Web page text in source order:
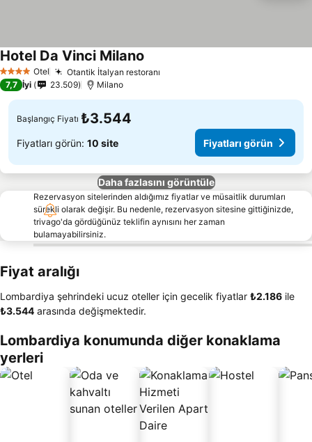
4 Yıldız Otel Otantik İtalyan restoranı
Hotel Da Vinci Milano
7,7 İyi 23.509 Milano
Başlangıç Fiyatı ₺3.544
Fiyatları görün: 10 site Fiyatları görün
Daha fazlasını görüntüle
Rezervasyon sitelerinden aldığımız fiyatlar ve müsaitlik durumları
sürekli olarak değişir. Bu nedenle, rezervasyon sitesine gittiğinizde,
trivago'da gördüğünüz teklifin aynısını her zaman
bulamayabilirsiniz.
Fiyat aralığı
Lombardiya şehrindeki ucuz oteller için gecelik fiyatlar ‎₺2.186 ile
‎₺3.544 arasında değişmektedir.
Lombardiya konumunda diğer konaklama
yerleri